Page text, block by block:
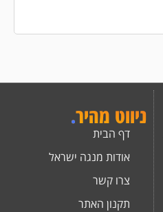
ניווט מהיר.
דף הבית
אודות מנגה ישראל
צרו קשר
תקנון האתר